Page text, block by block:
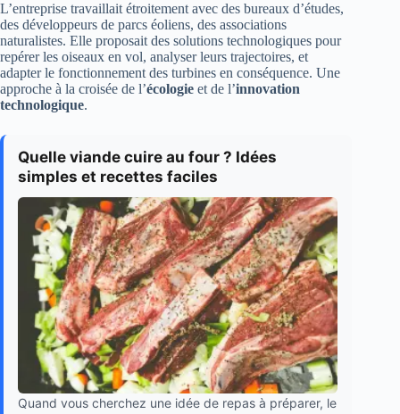
L’entreprise travaillait étroitement avec des bureaux d’études,
des développeurs de parcs éoliens, des associations
naturalistes. Elle proposait des solutions technologiques pour
repérer les oiseaux en vol, analyser leurs trajectoires, et
adapter le fonctionnement des turbines en conséquence. Une
approche à la croisée de l’écologie et de l’innovation
technologique.
Quelle viande cuire au four ? Idées
simples et recettes faciles
Quand vous cherchez une idée de repas à préparer, le